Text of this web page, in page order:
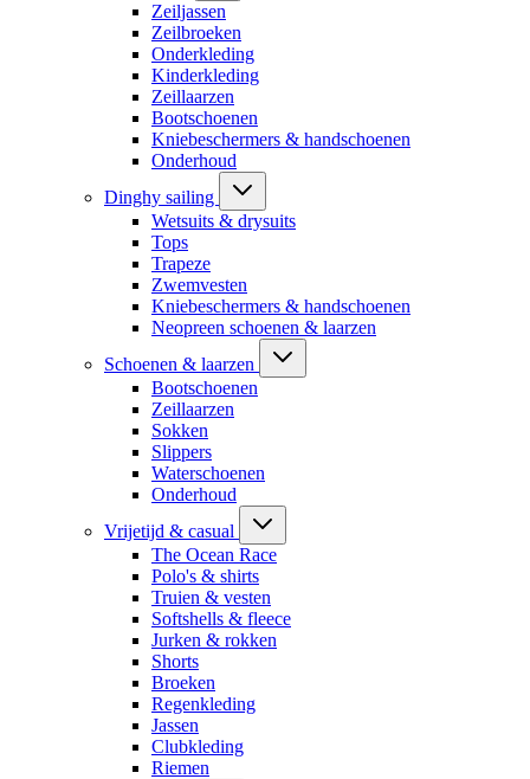
Zeiljassen
Zeilbroeken
Onderkleding
Kinderkleding
Zeillaarzen
Bootschoenen
Kniebeschermers & handschoenen
Onderhoud
Dinghy sailing
Wetsuits & drysuits
Tops
Trapeze
Zwemvesten
Kniebeschermers & handschoenen
Neopreen schoenen & laarzen
Schoenen & laarzen
Bootschoenen
Zeillaarzen
Sokken
Slippers
Waterschoenen
Onderhoud
Vrijetijd & casual
The Ocean Race
Polo's & shirts
Truien & vesten
Softshells & fleece
Jurken & rokken
Shorts
Broeken
Regenkleding
Jassen
Clubkleding
Riemen